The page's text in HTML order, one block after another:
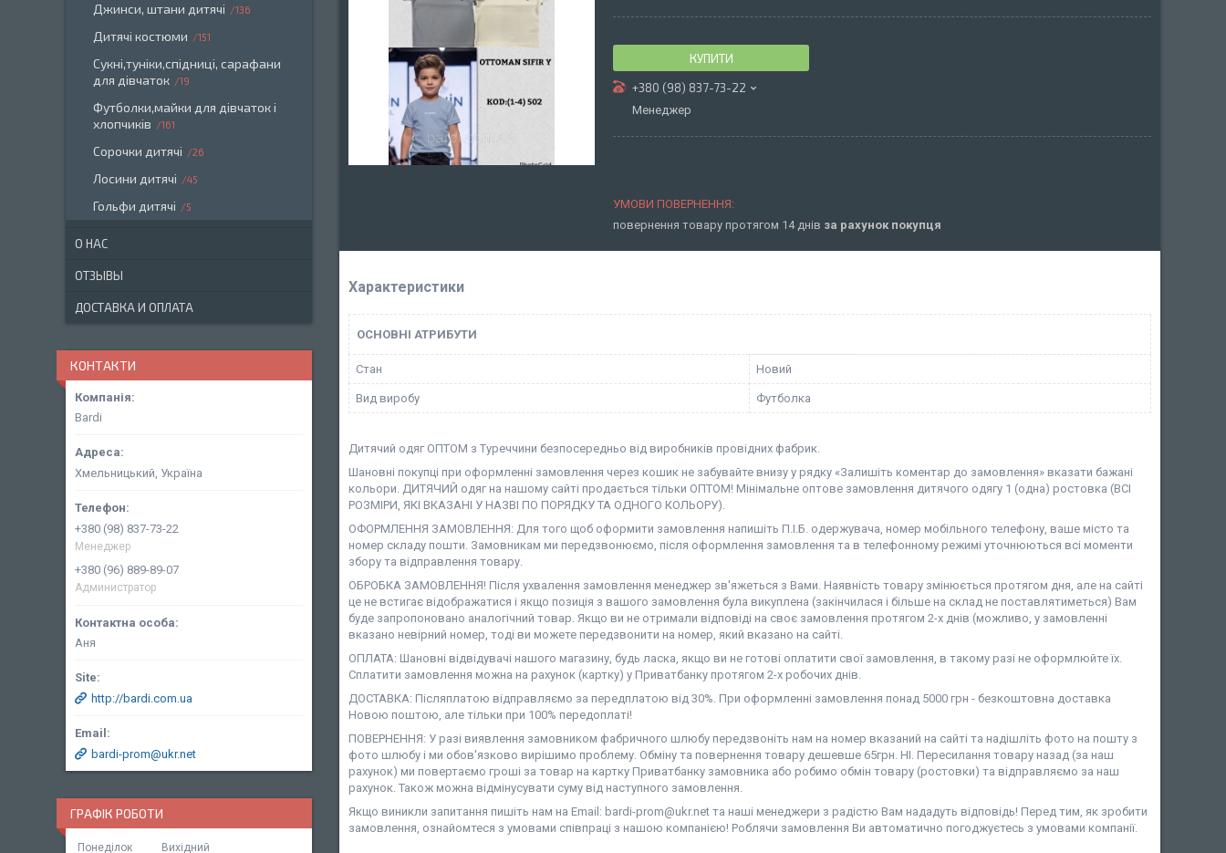
КУПИТИ
+380 (98) 837-73-22
Менеджер
повернення товару протягом 14 днів за рахунок покупця
Характеристики
ОСНОВНІ АТРИБУТИ
Стан Новий
Вид виробу Футболка
Дитячий одяг ОПТОМ з Туреччини безпосередньо від виробників провідних фабрик.
Шановні покупці при оформленні замовлення через кошик не забувайте внизу у рядку «Залишіть коментар до замовлення» вказати бажані
кольори. ДИТЯЧИЙ одяг на нашому сайті продається тільки ОПТОМ! Мінімальне оптове замовлення дитячого одягу 1 (одна) ростовка (ВСІ
РОЗМІРИ, ЯКІ ВКАЗАНІ У НАЗВІ ПО ПОРЯДКУ ТА ОДНОГО КОЛЬОРУ).
ОФОРМЛЕННЯ ЗАМОВЛЕННЯ: Для того щоб оформити замовлення напишіть П.І.Б. одержувача, номер мобільного телефону, ваше місто та
номер складу пошти. Замовникам ми передзвонюємо, після оформлення замовлення та в телефонному режимі уточнюються всі моменти
збору та відправлення товару.
ОБРОБКА ЗАМОВЛЕННЯ! Після ухвалення замовлення менеджер зв'яжеться з Вами. Наявність товару змінюється протягом дня, але на сайті
це не встигає відображатися і якщо позиція з вашого замовлення була викуплена (закінчилася і більше на склад не поставлятиметься) Вам
буде запропоновано аналогічний товар. Якщо ви не отримали відповіді на своє замовлення протягом 2-х днів (можливо, у замовленні
вказано невірний номер, тоді ви можете передзвонити на номер, який вказано на сайті.
ОПЛАТА: Шановні відвідувачі нашого магазину, будь ласка, якщо ви не готові оплатити свої замовлення, в такому разі не оформлюйте їх.
Сплатити замовлення можна на рахунок (картку) у Приватбанку протягом 2-х робочих днів.
ДОСТАВКА: Післяплатою відправляємо за передплатою від 30%. При оформленні замовлення понад 5000 грн - безкоштовна доставка
Новою поштою, але тільки при 100% передоплаті!
ПОВЕРНЕННЯ: У разі виявлення замовником фабричного шлюбу передзвоніть нам на номер вказаний на сайті та надішліть фото на пошту з
фото шлюбу і ми обов'язково вирішимо проблему. Обміну та повернення товару дешевше 65грн. НІ. Пересилання товару назад (за наш
рахунок) ми повертаємо гроші за товар на картку Приватбанку замовника або робимо обмін товару (ростовки) та відправляємо за наш
рахунок. Також можна відмінусувати суму від наступного замовлення.
Якщо виникли запитання пишіть нам на Email: bardi-prom@ukr.net та наші менеджери з радістю Вам нададуть відповідь! Перед тим, як зробити
замовлення, ознайомтеся з умовами співпраці з нашою компанією! Роблячи замовлення Ви автоматично погоджуєтесь з умовами компанії.
Джинси, штани дитячі 136
Дитячі костюми 151
Сукні,туніки,спідниці, сарафани
для дівчаток
19
Футболки,майки для дівчаток і
хлопчиків
161
Сорочки дитячі 26
Лосини дитячі 45
Гольфи дитячі 5
О НАС
ОТЗЫВЫ
ДОСТАВКА И ОПЛАТА
КОНТАКТИ
Bardi
Хмельницький, Україна
+380 (98) 837-73-22
Менеджер
+380 (96) 889-89-07
Администратор
Аня
http://bardi.com.ua
bardi-prom@ukr.net
ГРАФІК РОБОТИ
Понеділок Вихідний